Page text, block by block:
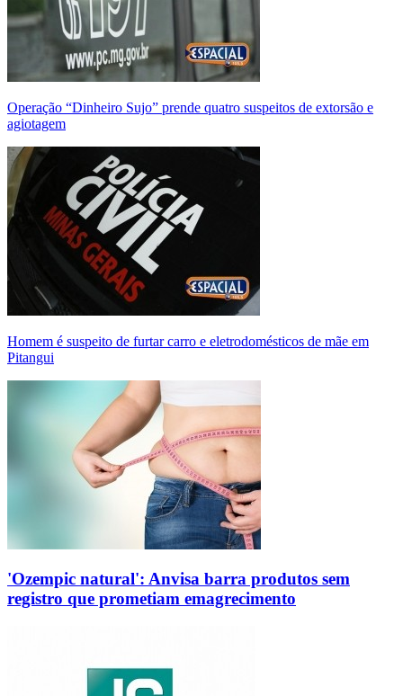
Operação “Dinheiro Sujo” prende quatro suspeitos de extorsão e
agiotagem
Homem é suspeito de furtar carro e eletrodomésticos de mãe em
Pitangui
'Ozempic natural': Anvisa barra produtos sem
registro que prometiam emagrecimento